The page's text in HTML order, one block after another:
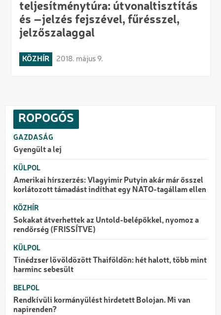
teljesítménytúra: útvonaltisztítás
és –jelzés fejszével, fűrésszel,
jelzőszalaggal
KÖZHÍR 2018. május 9.
ROPOGÓS
GAZDASÁG
Gyengült a lej
KÜLPOL
Amerikai hírszerzés: Vlagyimir Putyin akár már ősszel
korlátozott támadást indíthat egy NATO-tagállam ellen
KÖZHÍR
Sokakat átverhettek az Untold-belépőkkel, nyomoz a
rendőrség (FRISSÍTVE)
KÜLPOL
Tinédzser lövöldözött Thaiföldön: hét halott, több mint
harminc sebesült
BELPOL
Rendkívüli kormányülést hirdetett Bolojan. Mi van
napirenden?